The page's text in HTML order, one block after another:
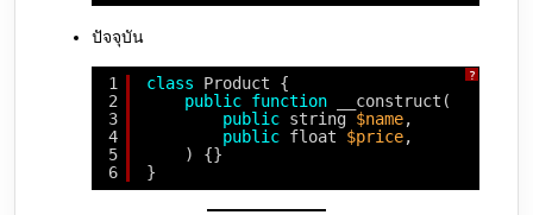
ปัจจุบัน
?
1
2
3
4
5
6
class
Product {
public function
__construct(
public string $name,
public float $price,
) {}
}